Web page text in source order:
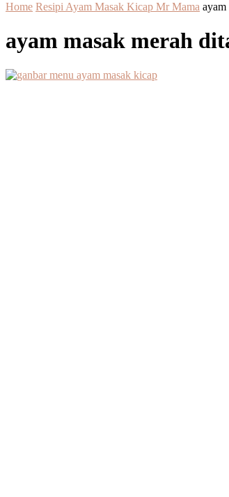
Home Resipi Ayam Masak Kicap Mr Mama ayam
ayam masak merah